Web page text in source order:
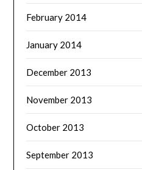
February 2014
January 2014
December 2013
November 2013
October 2013
September 2013